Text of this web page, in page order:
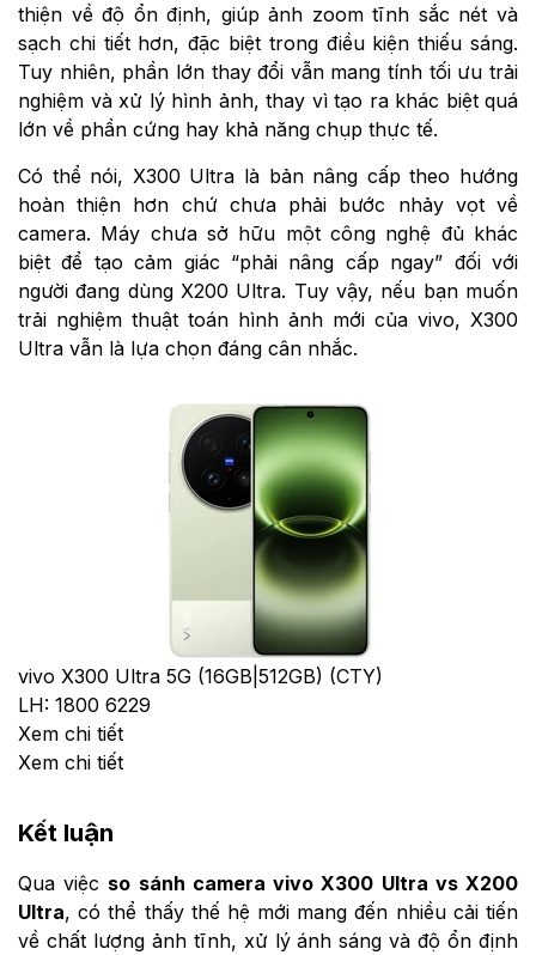
thiện về độ ổn định, giúp ảnh zoom tĩnh sắc nét và
sạch chi tiết hơn, đặc biệt trong điều kiện thiếu sáng.
Tuy nhiên, phần lớn thay đổi vẫn mang tính tối ưu trải
nghiệm và xử lý hình ảnh, thay vì tạo ra khác biệt quá
lớn về phần cứng hay khả năng chụp thực tế.
Có thể nói, X300 Ultra là bản nâng cấp theo hướng
hoàn thiện hơn chứ chưa phải bước nhảy vọt về
camera. Máy chưa sở hữu một công nghệ đủ khác
biệt để tạo cảm giác “phải nâng cấp ngay” đối với
người đang dùng X200 Ultra. Tuy vậy, nếu bạn muốn
trải nghiệm thuật toán hình ảnh mới của vivo, X300
Ultra vẫn là lựa chọn đáng cân nhắc.
vivo X300 Ultra 5G (16GB|512GB) (CTY)
LH: 1800 6229
Xem chi tiết
Xem chi tiết
Kết luận
Qua việc so sánh camera vivo X300 Ultra vs X200
Ultra, có thể thấy thế hệ mới mang đến nhiều cải tiến
về chất lượng ảnh tĩnh, xử lý ánh sáng và độ ổn định